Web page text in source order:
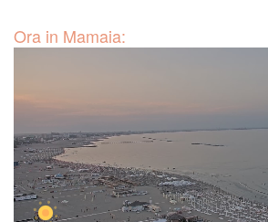
Ora in Mamaia: